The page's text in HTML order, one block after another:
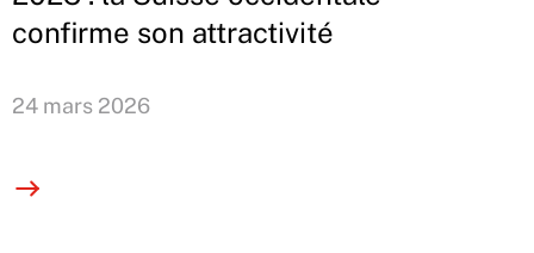
confirme son attractivité
24 mars 2026